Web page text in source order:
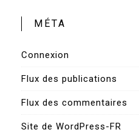
MÉTA
Connexion
Flux des publications
Flux des commentaires
Site de WordPress-FR